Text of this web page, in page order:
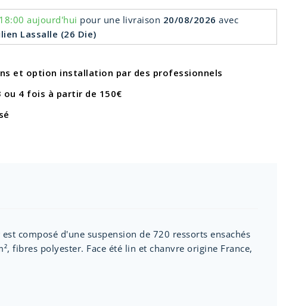
18:00 aujourd'hui pour une livraison 20/08/2026 avec
Lassalle (26 Die)
et option installation par des professionnels
ou 4 fois à partir de 150€
composé d'une suspension de 720 ressorts ensachés
fibres polyester. Face été lin et chanvre origine France,